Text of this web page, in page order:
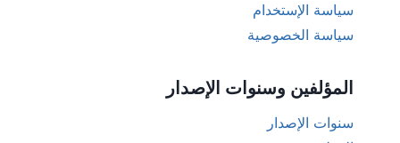
سياسة الإستخدام
سياسة الخصوصية
المؤلفين وسنوات الإصدار
سنوات الإصدار